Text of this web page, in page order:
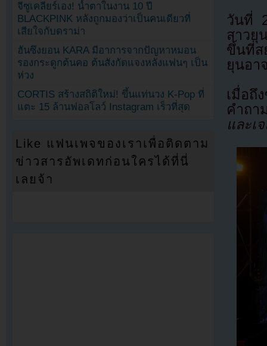
วันที่
สาวยุ
ขึ้นที่ส
ยุนอา
เมื่อ
คำถ
และเ
จีซูเคลียร์เอง! น้ำตาในงาน 10 ปี
BLACKPINK หลังถูกมองว่าเป็นคนเดียวที่
เสียใจกับดราม่า
ฮันซึงยอน KARA มีอาการจากปัญหาหมอน
รองกระดูกต้นคอ ต้นสังกัดแจงหลังแฟนๆ เป็น
ห่วง
CORTIS สร้างสถิติใหม่! ขึ้นแท่นวง K-Pop ที่
แตะ 15 ล้านฟอลโลว์ Instagram เร็วที่สุด
Like แฟนเพจของเราเพื่อติดตาม
ข่าวสารอัพเดทก่อนใครได้ที่นี่
เลยจ้า